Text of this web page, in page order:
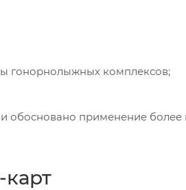
гонорнолыжных комплексов;
и обосновано применение более